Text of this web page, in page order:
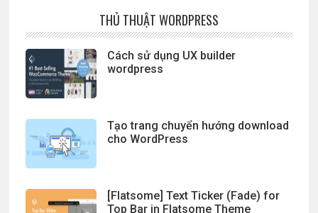
THỦ THUẬT WORDPRESS
Cách sử dụng UX builder
wordpress
Tạo trang chuyển hướng download
cho WordPress
[Flatsome] Text Ticker (Fade) for
Top Bar in Flatsome Theme